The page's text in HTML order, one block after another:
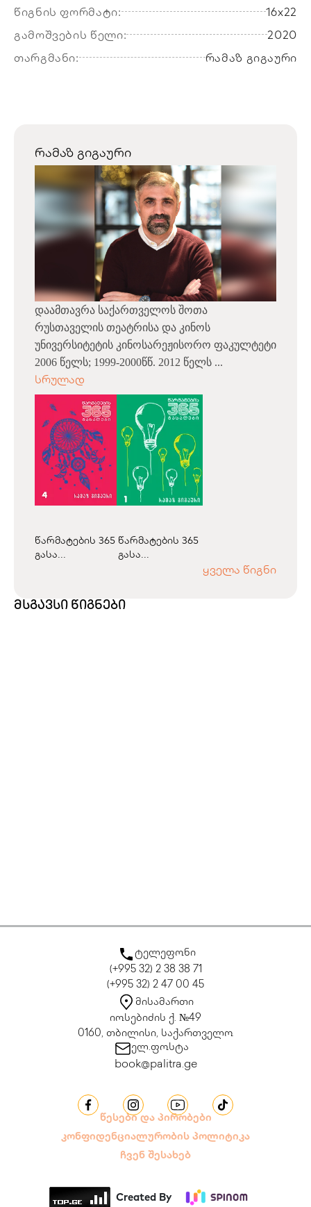
წიგნის ფორმატი:
16x22
გამოშვების წელი:
2020
თარგმანი:
რამაზ გიგაური
რამაზ გიგაური
დაამთავრა საქართველოს შოთა
რუსთაველის თეატრისა და კინოს
უნივერსიტეტის კინოსარეჟისორო ფაკულტეტი
2006 წელს; 1999-2000წწ. 2012 წელს ...
სრულად
წარმატების 365
გასა...
წარმატების 365
გასა...
ყველა წიგნი
მსგავსი წიგნები
ტელეფონი
(+995 32) 2 38 38 71
(+995 32) 2 47 00 45
მისამართი
იოსებიძის ქ. №49
0160, თბილისი, საქართველო
ელ.ფოსტა
book@palitra.ge
წესები და პირობები
კონფიდენციალურობის პოლიტიკა
ჩვენ შესახებ
Created By